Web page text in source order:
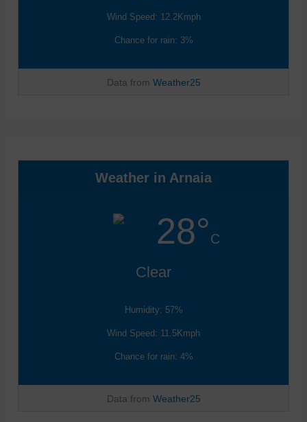
Wind Speed: 12.2Kmph
Chance for rain: 3%
Data from Weather25
Weather in Arnaia
28°C
Clear
Humidity: 57%
Wind Speed: 11.5Kmph
Chance for rain: 4%
Data from Weather25